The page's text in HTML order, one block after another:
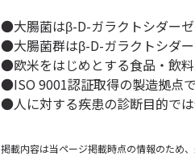
●大腸菌はβ-D-ガラクトシダーゼ
●大腸菌群はβ-D-ガラクトシダー
●欧米をはじめとする食品・飲
●ISO 9001認証取得の製造拠点
●人に対する疾患の診断目的では
掲載内容は当ページ掲載時点の情報のため